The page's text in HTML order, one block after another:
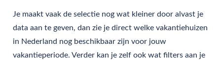
Je maakt vaak de selectie nog wat kleiner door alvast je
data aan te geven, dan zie je direct welke vakantiehuizen
in Nederland nog beschikbaar zijn voor jouw
vakantieperiode. Verder kan je zelf ook wat filters aan je